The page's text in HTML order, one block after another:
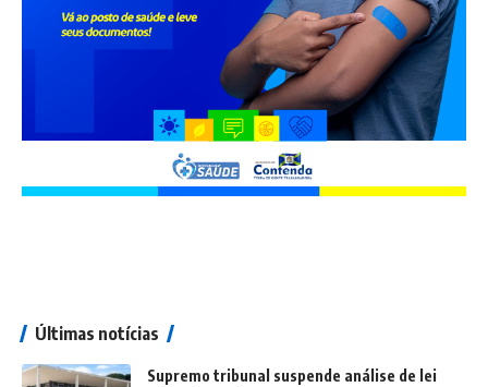
Últimas notícias
Supremo tribunal suspende análise de lei